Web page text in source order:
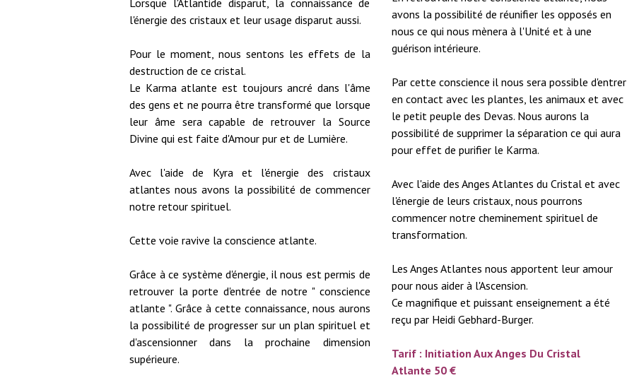
l'énergie des cristaux et leur usage disparut aussi.
Pour le moment, nous sentons les effets de la
destruction de ce cristal.
Le Karma atlante est toujours ancré dans l'âme
des gens et ne pourra être transformé que lorsque
leur âme sera capable de retrouver la Source
Divine qui est faite d'Amour pur et de Lumière.
Avec l'aide de Kyra et l'énergie des cristaux
atlantes nous avons la possibilité de commencer
notre retour spirituel.
Cette voie ravive la conscience atlante.
Grâce à ce système d'énergie, il nous est permis de
retrouver la porte d'entrée de notre " conscience
atlante ". Grâce à cette connaissance, nous aurons
la possibilité de progresser sur un plan spirituel et
d'ascensionner dans la prochaine dimension
supérieure.
avons la possibilité de réunifier les opposés en
nous ce qui nous mènera à l'Unité et à une
guérison intérieure.
Par cette conscience il nous sera possible d'entrer
en contact avec les plantes, les animaux et avec
le petit peuple des Devas. Nous aurons la
possibilité de supprimer la séparation ce qui aura
pour effet de purifier le Karma.
Avec l'aide des Anges Atlantes du Cristal et avec
l'énergie de leurs cristaux, nous pourrons
commencer notre cheminement spirituel de
transformation.
Les Anges Atlantes nous apportent leur amour
pour nous aider à l'Ascension.
Ce magnifique et puissant enseignement a été
reçu par Heidi Gebhard-Burger.
Tarif : Initiation Aux Anges Du Cristal
Atlante 50 €